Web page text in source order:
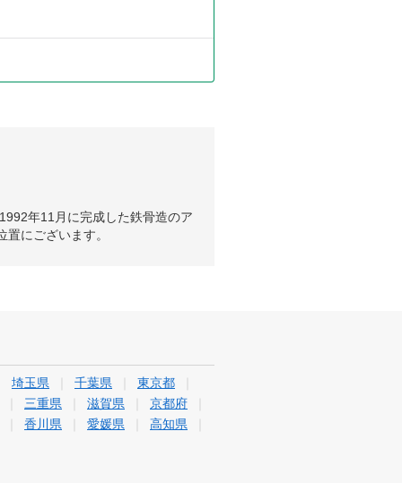
年11月に完成した鉄骨造のア
にございます。
埼玉県 千葉県
東京都
三重県
滋賀県
京都府
香川県
愛媛県 高知県